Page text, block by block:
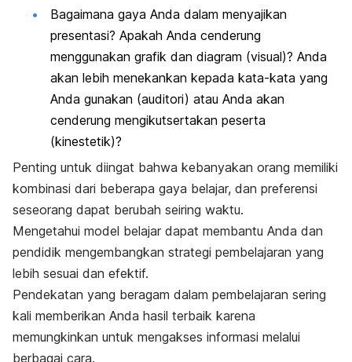
Bagaimana gaya Anda dalam menyajikan
presentasi? Apakah Anda cenderung
menggunakan grafik dan diagram (visual)? Anda
akan lebih menekankan kepada kata-kata yang
Anda gunakan (auditori) atau Anda akan
cenderung mengikutsertakan peserta
(kinestetik)?
Penting untuk diingat bahwa kebanyakan orang memiliki
kombinasi dari beberapa gaya belajar, dan preferensi
seseorang dapat berubah seiring waktu.
Mengetahui model belajar dapat membantu Anda dan
pendidik mengembangkan strategi pembelajaran yang
lebih sesuai dan efektif.
Pendekatan yang beragam dalam pembelajaran sering
kali memberikan Anda hasil terbaik karena
memungkinkan untuk mengakses informasi melalui
berbagai cara.